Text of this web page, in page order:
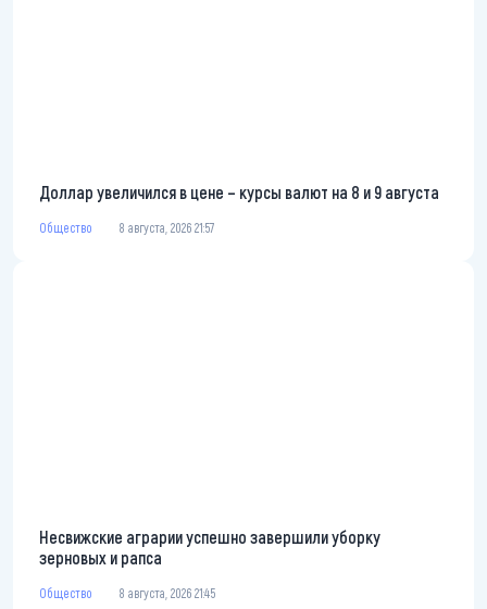
Доллар увеличился в цене – курсы валют на 8 и 9 августа
Общество 8 августа, 2026 21:57
Несвижские аграрии успешно завершили уборку
зерновых и рапса
Общество 8 августа, 2026 21:45